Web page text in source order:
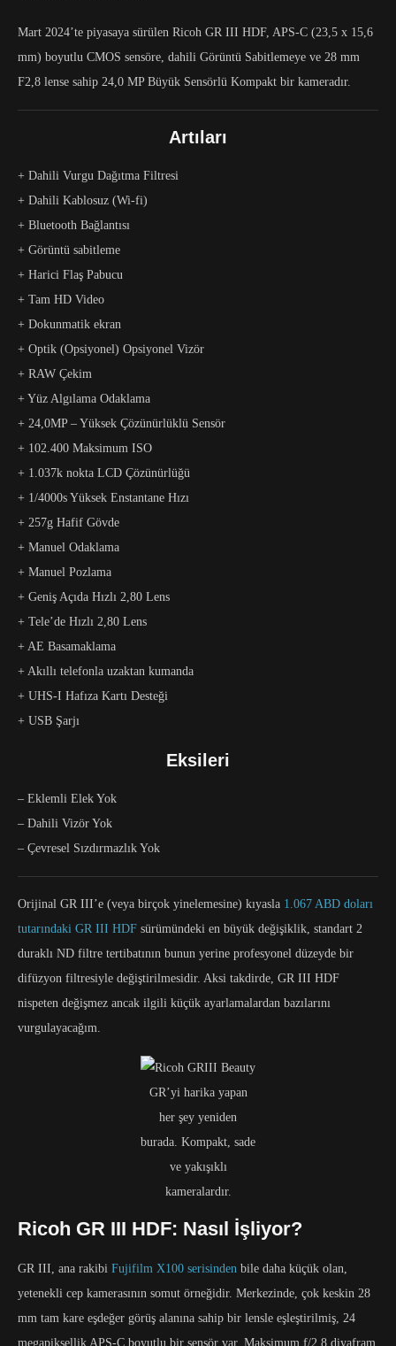
Mart 2024’te piyasaya sürülen Ricoh GR III HDF, APS-C (23,5 x 15,6
mm) boyutlu CMOS sensöre, dahili Görüntü Sabitlemeye ve 28 mm
F2,8 lense sahip 24,0 MP Büyük Sensörlü Kompakt bir kameradır.
Artıları
+ Dahili Vurgu Dağıtma Filtresi
+ Dahili Kablosuz (Wi-fi)
+ Bluetooth Bağlantısı
+ Görüntü sabitleme
+ Harici Flaş Pabucu
+ Tam HD Video
+ Dokunmatik ekran
+ Optik (Opsiyonel) Opsiyonel Vizör
+ RAW Çekim
+ Yüz Algılama Odaklama
+ 24,0MP – Yüksek Çözünürlüklü Sensör
+ 102.400 Maksimum ISO
+ 1.037k nokta LCD Çözünürlüğü
+ 1/4000s Yüksek Enstantane Hızı
+ 257g Hafif Gövde
+ Manuel Odaklama
+ Manuel Pozlama
+ Geniş Açıda Hızlı 2,80 Lens
+ Tele’de Hızlı 2,80 Lens
+ AE Basamaklama
+ Akıllı telefonla uzaktan kumanda
+ UHS-I Hafıza Kartı Desteği
+ USB Şarjı
Eksileri
– Eklemli Elek Yok
– Dahili Vizör Yok
– Çevresel Sızdırmazlık Yok
Orijinal GR III’e (veya birçok yinelemesine) kıyasla 1.067 ABD doları
tutarındaki GR III HDF sürümündeki en büyük değişiklik, standart 2
duraklı ND filtre tertibatının bunun yerine profesyonel düzeyde bir
difüzyon filtresiyle değiştirilmesidir. Aksi takdirde, GR III HDF
nispeten değişmez ancak ilgili küçük ayarlamalardan bazılarını
vurgulayacağım.
GR’yi harika yapan
her şey yeniden
burada. Kompakt, sade
ve yakışıklı
kameralardır.
Ricoh GR III HDF: Nasıl İşliyor?
GR III, ana rakibi Fujifilm X100 serisinden bile daha küçük olan,
yetenekli cep kamerasının somut örneğidir. Merkezinde, çok keskin 28
mm tam kare eşdeğer görüş alanına sahip bir lensle eşleştirilmiş, 24
megapiksellik APS-C boyutlu bir sensör var. Maksimum f/2,8 diyafram